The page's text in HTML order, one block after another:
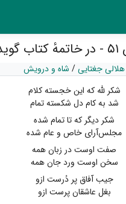
هلالی جغتایی/ شاه و درویش
شکر لله که این خجسته کلام
شد به کام دل شکسته تمام
شکر دیگر که تا تمام شده
مجلس‌آرای خاص و عام شده
صفت اوست در زبان همه
سخن اوست ورد جان همه
جیب آفاق پر دُرست ازو
بغل عاشقان پرست ازو